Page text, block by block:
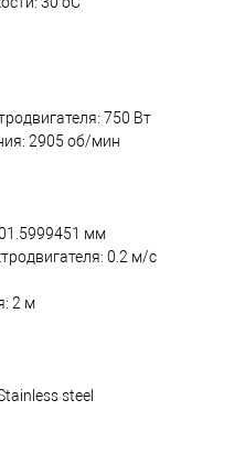
750 Вт
2905 об/мин
мм
0.2 м/с
2 м
steel